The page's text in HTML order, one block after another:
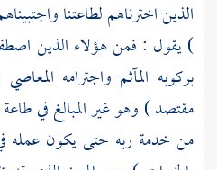
الذين اخترناهم لطاعتنا
) يقول : فمن هؤلاء الذين
بركوبه المآثم واجترامه
مقتصد ) وهو غير المبالغ في طاعة
من خدمة ربه حتى يكون عمله